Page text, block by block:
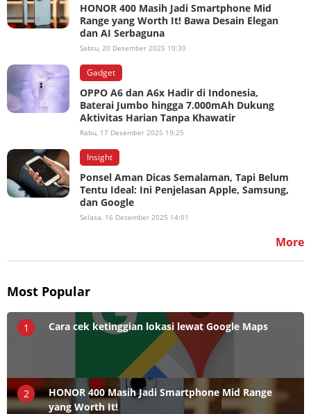
HONOR 400 Masih Jadi Smartphone Mid
Range yang Worth It! Bawa Desain Elegan
dan AI Serbaguna
Sabtu, 20 Desember 2025 10:30
Gadget
OPPO A6 dan A6x Hadir di Indonesia,
Baterai Jumbo hingga 7.000mAh Dukung
Aktivitas Harian Tanpa Khawatir
Rabu, 17 Desember 2025 19:25
Insight
Ponsel Aman Dicas Semalaman, Tapi Belum
Tentu Ideal: Ini Penjelasan Apple, Samsung,
dan Google
Selasa, 16 Desember 2025 14:01
More
Most Popular
1 Cara cek ketinggian lokasi lewat Google Maps
2
HONOR 400 Masih Jadi Smartphone Mid Range
yang Worth It!